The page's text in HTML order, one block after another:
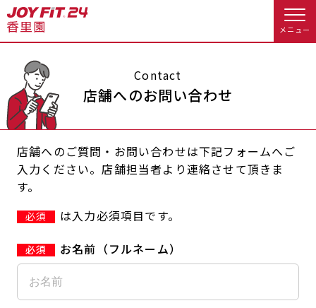
メニュー
店舗トップ
会員の方へトップ
会員様へのお知らせ
休会お手続き
アクセス 店舗情報・サービス
よくあるご質問 店舗へのお問い合わせ
入会するトップ
Appで入会手続き料金・サービス等詳しく見る
入会を悩まれている方へトップ
Contact
店舗へのお問い合わせ
店舗へのご質問・お問い合わせは下記フォームへご
入力ください。店舗担当者より連絡させて頂きま
す。
必須
は入力必須項目です。
お名前（フルネーム）